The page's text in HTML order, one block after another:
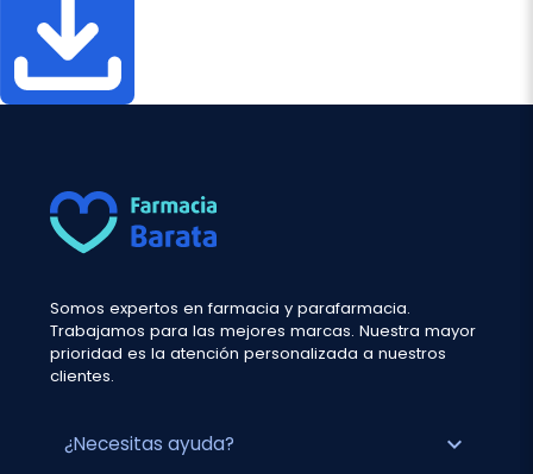
Somos expertos en farmacia y parafarmacia.
Trabajamos para las mejores marcas. Nuestra mayor
prioridad es la atención personalizada a nuestros
clientes.
¿Necesitas ayuda? expand_more